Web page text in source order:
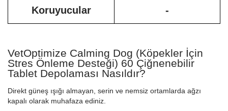
Koruyucular -
VetOptimize Calming Dog (Köpekler İçin
Stres Önleme Desteği) 60 Çiğnenebilir
Tablet Depolaması Nasıldır?
Direkt güneş ışığı almayan, serin ve nemsiz ortamlarda ağzı
kapalı olarak muhafaza ediniz.